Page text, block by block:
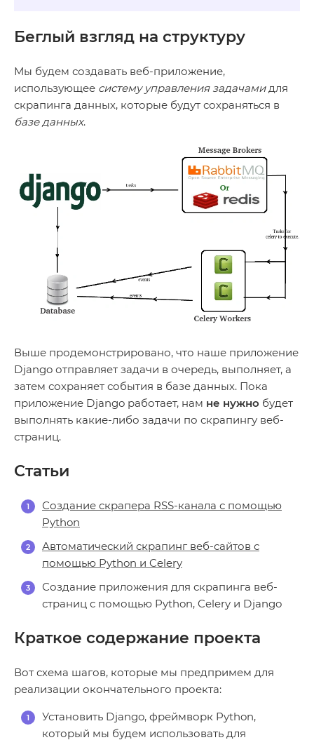
Беглый взгляд на структуру
Мы будем создавать веб-приложение,
использующее систему управления задачамидля
скрапинга данных, которые будут сохраняться в
базе данных.
Выше продемонстрировано, что наше приложение
Django отправляет задачи в очередь, выполняет, а
затем сохраняет события в базе данных. Пока
приложение Django работает, нам не нужно будет
выполнять какие-либо задачи по скрапингу веб-
страниц.
Статьи
Создание скрапера RSS-канала с помощью
Python
Автоматический скрапинг веб-сайтов с
помощью Python и Celery
Создание приложения для скрапинга веб-
страниц с помощью Python, Celery и Django
Краткое содержание проекта
Вот схема шагов, которые мы предпримем для
реализации окончательного проекта:
Установить Django, фреймворк Python,
который мы будем использовать для